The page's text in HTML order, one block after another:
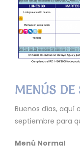
MENÚS DE
Buenos días, aquí
septiembre para
Menú Normal